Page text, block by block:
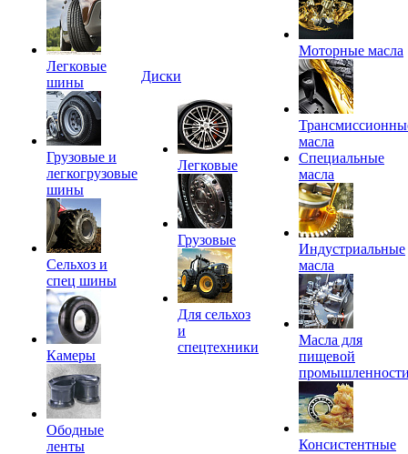
Легковые
шины
Грузовые и
легкогрузовые
шины
Сельхоз и
спец шины
Камеры
Ободные
ленты
Диски
Легковые
Грузовые
Для сельхоз
и
спецтехники
Моторные масла
масла
Специальные
масла
Индустриальные
масла
Масла для
пищевой
Консистентные